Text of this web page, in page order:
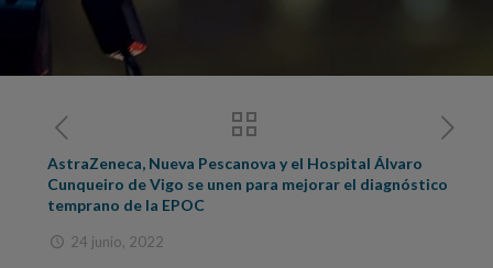
AstraZeneca, Nueva Pescanova y el Hospital Álvaro
Cunqueiro de Vigo se unen para mejorar el diagnóstico
temprano de la EPOC
24 junio, 2022